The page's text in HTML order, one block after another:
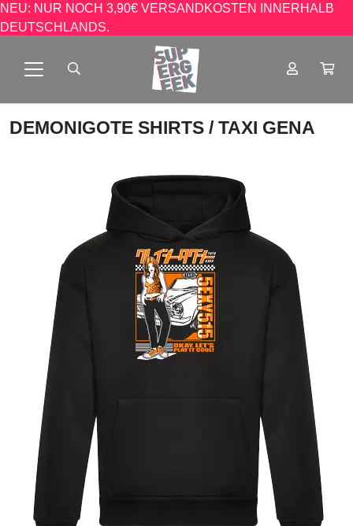
NEU: NUR NOCH 3,90€ VERSANDKOSTEN INNERHALB
DEUTSCHLANDS.
DEMONIGOTE SHIRTS / TAXI GENA